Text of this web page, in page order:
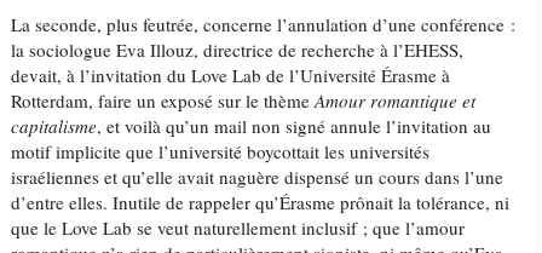
La seconde, plus feutrée, concerne l’annulation d’une conférence :
la sociologue Eva Illouz, directrice de recherche à l’EHESS,
devait, à l’invitation du Love Lab de l’Université Érasme à
Rotterdam, faire un exposé sur le thèmeAmour romantique et
capitalisme, et voilà qu’un mail non signé annule l’invitation au
motif implicite que l’université boycottait les universités
israéliennes et qu’elle avait naguère dispensé un cours dans l’une
d’entre elles. Inutile de rappeler qu’Érasme prônait la tolérance, ni
que le Love Lab se veut naturellement inclusif ; que l’amour